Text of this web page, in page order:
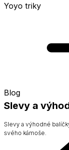
Yoyo triky
Blog
Slevy a
Slevy a výhodné
svého kámoše.